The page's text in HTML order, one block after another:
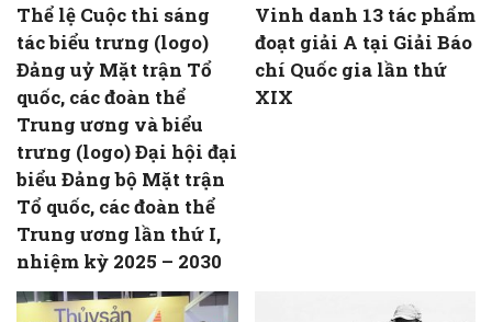
Thể lệ Cuộc thi sáng
tác biểu trưng (logo)
Đảng uỷ Mặt trận Tổ
quốc, các đoàn thể
Trung ương và biểu
trưng (logo) Đại hội đại
biểu Đảng bộ Mặt trận
Tổ quốc, các đoàn thể
Trung ương lần thứ I,
nhiệm kỳ 2025 – 2030
Vinh danh 13 tác phẩm
đoạt giải A tại Giải Báo
chí Quốc gia lần thứ
XIX